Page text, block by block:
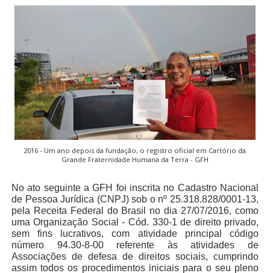
2016 - Um ano depois da fundação, o registro oficial em Cartório da
Grande Fraternidade Humana da Terra - GFH
No ato seguinte a GFH foi inscrita no Cadastro Nacional
de Pessoa Jurídica (CNPJ) sob o nº 25.318.828/0001-13,
pela Receita Federal do Brasil no dia 27/07/2016, como
uma Organização Social - Cód. 330-1 de direito privado,
sem fins lucrativos, com atividade principal código
número 94.30-8-00 referente às atividades de
Associações de defesa de direitos sociais, cumprindo
assim todos os procedimentos iniciais para o seu pleno